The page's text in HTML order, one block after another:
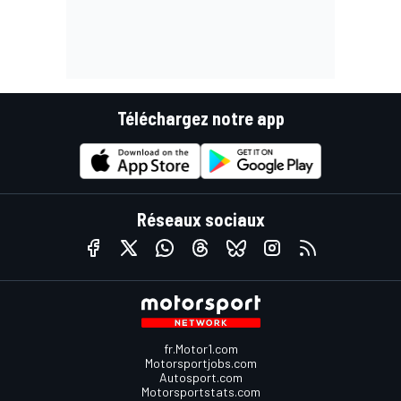
Téléchargez notre app
Réseaux sociaux
fr.Motor1.com
Motorsportjobs.com
Autosport.com
Motorsportstats.com